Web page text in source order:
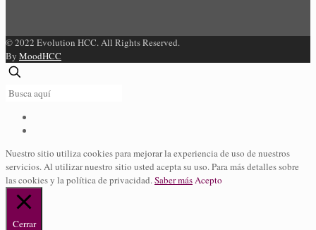
© 2022 Evolution HCC. All Rights Reserved.
By MoodHCC
Nuestro sitio utiliza cookies para mejorar la experiencia de uso de nuestros
servicios. Al utilizar nuestro sitio usted acepta su uso. Para más detalles sobre
las cookies y la política de privacidad.Saber másAcepto
Cerrar